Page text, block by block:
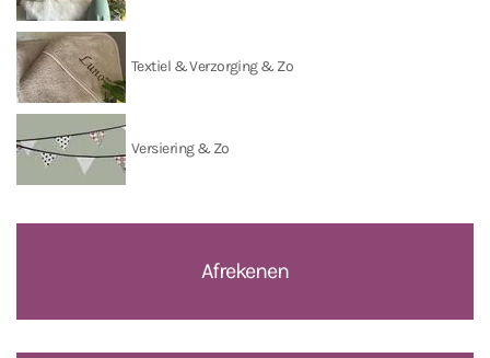
Textiel & Verzorging & Zo
Versiering & Zo
Afrekenen